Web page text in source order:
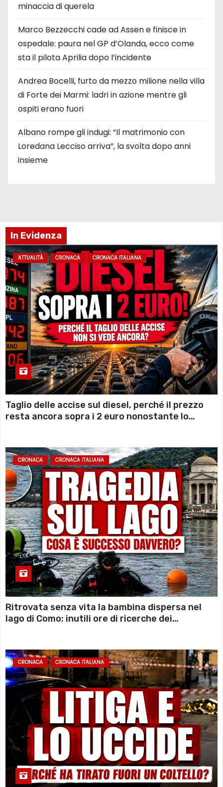
minaccia di querela
Marco Bezzecchi cade ad Assen e finisce in
ospedale: paura nel GP d’Olanda, ecco come
sta il pilota Aprilia dopo l’incidente
Andrea Bocelli, furto da mezzo milione nella villa
di Forte dei Marmi: ladri in azione mentre gli
ospiti erano fuori
Albano rompe gli indugi: “Il matrimonio con
Loredana Lecciso arriva”, la svolta dopo anni
insieme
In Evidenza
ATTUALITÀ CRONACA CRONACA ITALIANA
Taglio delle accise sul diesel, perché il prezzo
resta ancora sopra i 2 euro nonostante lo
CRONACA CRONACA ITALIANA
Ritrovata senza vita la bambina dispersa nel
lago di Como: inutili ore di ricerche dei
CRONACA CRONACA ITALIANA